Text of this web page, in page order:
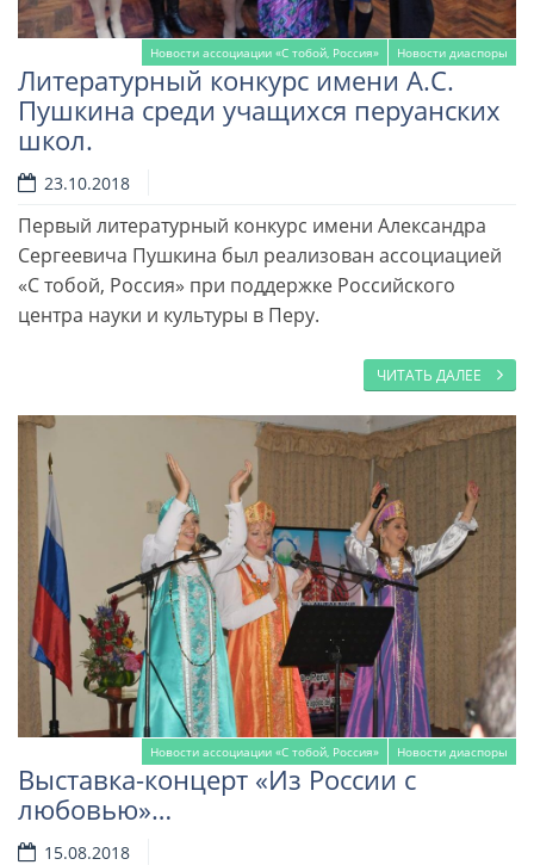
Новости ассоциации «С тобой, Россия» Новости диаспоры
Литературный конкурс имени А.С.
Пушкина среди учащихся перуанских
школ.
23.10.2018
Первый литературный конкурс имени Александра
Сергеевича Пушкина был реализован ассоциацией
«С тобой, Россия» при поддержке Российского
центра науки и культуры в Перу.
ЧИТАТЬ ДАЛЕЕ
Новости ассоциации «С тобой, Россия» Новости диаспоры
Выставка-концерт «Из России с
любовью»…
15.08.2018